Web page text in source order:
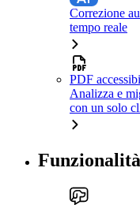
Correzione
tempo reale
PDF
Analizza e
con un solo
Funzionalità